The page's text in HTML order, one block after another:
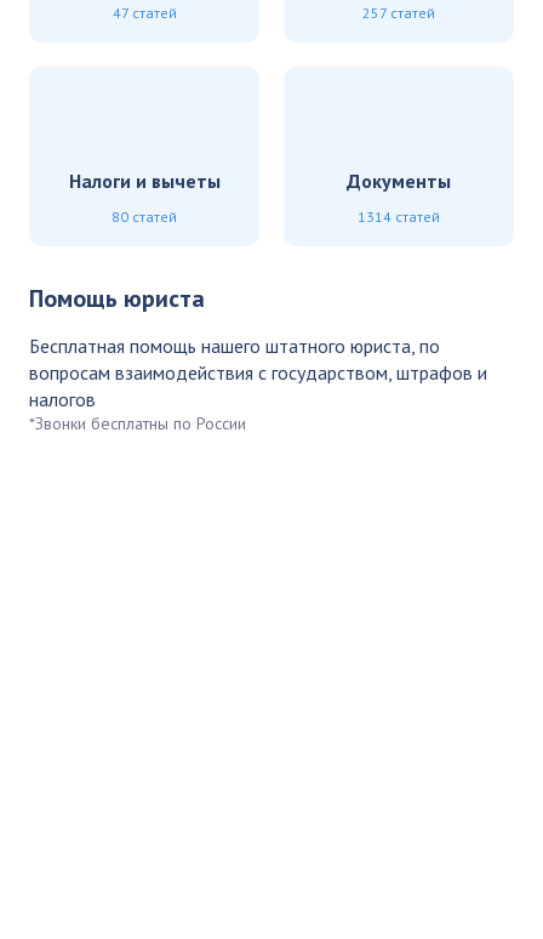
47 статей 257 статей
Налоги и вычеты
80 статей
Документы
1314 статей
Помощь юриста
Бесплатная помощь нашего штатного юриста, по
вопросам взаимодействия с государством, штрафов и
налогов
*Звонки бесплатны по России